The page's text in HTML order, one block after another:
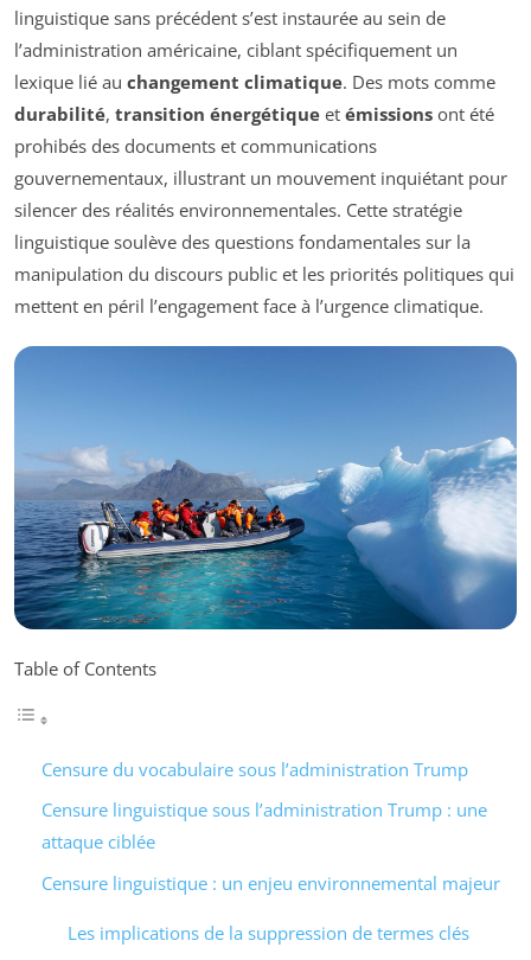
linguistique sans précédent s’est instaurée au sein de
l’administration américaine, ciblant spécifiquement un
lexique lié au changement climatique. Des mots comme
durabilité, transition énergétique et émissions ont été
prohibés des documents et communications
gouvernementaux, illustrant un mouvement inquiétant pour
silencer des réalités environnementales. Cette stratégie
linguistique soulève des questions fondamentales sur la
manipulation du discours public et les priorités politiques qui
mettent en péril l’engagement face à l’urgence climatique.
Table of Contents
Censure du vocabulaire sous l’administration Trump
Censure linguistique sous l’administration Trump : une
attaque ciblée
Censure linguistique : un enjeu environnemental majeur
Les implications de la suppression de termes clés